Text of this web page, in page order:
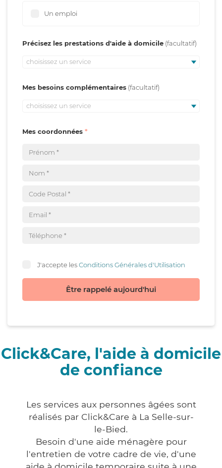
Un emploi
Précisez les prestations d'aide à domicile
choisissez un service
Mes besoins complémentaires
choisissez un service
Mes coordonnées
J'accepte lesConditions Générales d'Utilisation
Être rappelé aujourd'hui
Click&Care, l'aide à domicile
de confiance
Les services aux personnes âgées sont
réalisés par Click&Care à La Selle-sur-
le-Bied.
Besoin d'une aide ménagère pour
l'entretien de votre cadre de vie, d'une